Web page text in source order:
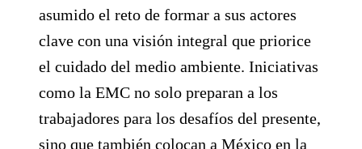
asumido el reto de formar a sus actores
clave con una visión integral que priorice
el cuidado del medio ambiente. Iniciativas
como la EMC no solo preparan a los
trabajadores para los desafíos del presente,
sino que también colocan a México en la